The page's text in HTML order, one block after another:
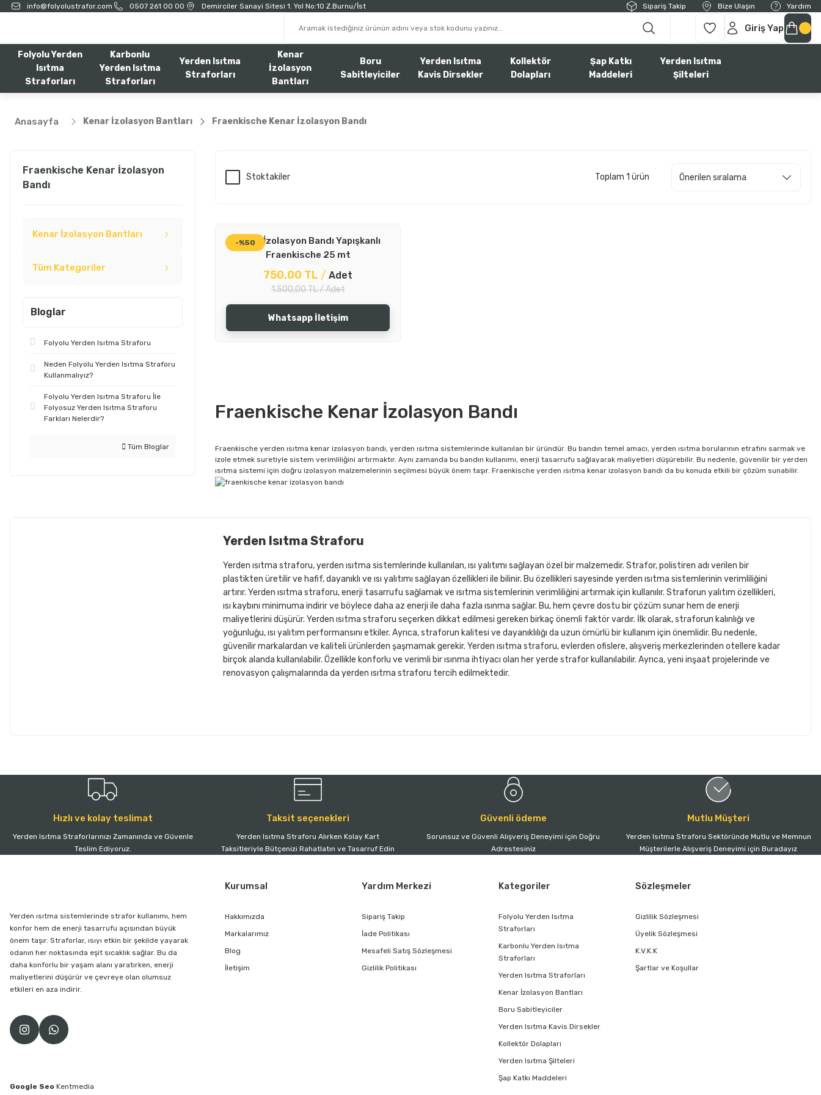
info@folyolustrafor.com 0507 261 00 00 Demirciler Sanayi Sitesi 1. Yol No:10 Z.Burnu/İst Sipariş Takip Bize Ulaşın Yardım
Giriş Yap
Folyolu Yerden
Isıtma
Straforları
Karbonlu
Yerden Isıtma
Straforları
Yerden Isıtma
Straforları
Kenar
İzolasyon
Bantları
Boru
Sabitleyiciler
Yerden Isıtma
Kavis Dirsekler
Kollektör
Dolapları
Şap Katkı
Maddeleri
Yerden Isıtma
Şilteleri
Anasayfa Kenar İzolasyon Bantları Fraenkische Kenar İzolasyon Bandı
Fraenkische Kenar İzolasyon
Bandı
Kenar İzolasyon Bantları
Tüm Kategoriler
Bloglar
Folyolu Yerden Isıtma Straforu
Neden Folyolu Yerden Isıtma Straforu
Kullanmalıyız?
Folyolu Yerden Isıtma Straforu İle
Folyosuz Yerden Isıtma Straforu
Farkları Nelerdir?
Tüm Bloglar
Stoktakiler Toplam 1 ürün
-%50
Kenar İzolasyon Bandı Yapışkanlı
Fraenkische 25 mt
750,00 TL / Adet
1.500,00 TL / Adet
Whatsapp İletişim
Fraenkische Kenar İzolasyon Bandı
Fraenkische yerden ısıtma kenar izolasyon bandı, yerden ısıtma sistemlerinde kullanılan bir üründür. Bu bandın temel amacı, yerden ısıtma borularının etrafını sarmak ve
izole etmek suretiyle sistem verimliliğini artırmaktır. Aynı zamanda bu bandın kullanımı, enerji tasarrufu sağlayarak maliyetleri düşürebilir. Bu nedenle, güvenilir bir yerden
ısıtma sistemi için doğru izolasyon malzemelerinin seçilmesi büyük önem taşır. Fraenkische yerden ısıtma kenar izolasyon bandı da bu konuda etkili bir çözüm sunabilir.
Yerden Isıtma Straforu
Yerden ısıtma straforu, yerden ısıtma sistemlerinde kullanılan, ısı yalıtımı sağlayan özel bir malzemedir. Strafor, polistiren adı verilen bir
plastikten üretilir ve hafif, dayanıklı ve ısı yalıtımı sağlayan özellikleri ile bilinir. Bu özellikleri sayesinde yerden ısıtma sistemlerinin verimliliğini
artırır. Yerden ısıtma straforu, enerji tasarrufu sağlamak ve ısıtma sistemlerinin verimliliğini artırmak için kullanılır. Straforun yalıtım özellikleri,
ısı kaybını minimuma indirir ve böylece daha az enerji ile daha fazla ısınma sağlar. Bu, hem çevre dostu bir çözüm sunar hem de enerji
maliyetlerini düşürür. Yerden ısıtma straforu seçerken dikkat edilmesi gereken birkaç önemli faktör vardır. İlk olarak, straforun kalınlığı ve
yoğunluğu, ısı yalıtım performansını etkiler. Ayrıca, straforun kalitesi ve dayanıklılığı da uzun ömürlü bir kullanım için önemlidir. Bu nedenle,
güvenilir markalardan ve kaliteli ürünlerden şaşmamak gerekir. Yerden ısıtma straforu, evlerden ofislere, alışveriş merkezlerinden otellere kadar
birçok alanda kullanılabilir. Özellikle konforlu ve verimli bir ısınma ihtiyacı olan her yerde strafor kullanılabilir. Ayrıca, yeni inşaat projelerinde ve
renovasyon çalışmalarında da yerden ısıtma straforu tercih edilmektedir.
Hızlı ve kolay teslimat
Yerden Isıtma Straforlarınızı Zamanında ve Güvenle
Teslim Ediyoruz.
Taksit seçenekleri
Yerden Isıtma Straforu Alırken Kolay Kart
Taksitleriyle Bütçenizi Rahatlatın ve Tasarruf Edin
Güvenli ödeme
Sorunsuz ve Güvenli Alışveriş Deneyimi için Doğru
Adrestesiniz
Mutlu Müşteri
Yerden Isıtma Straforu Sektöründe Mutlu ve Memnun
Müşterilerle Alışveriş Deneyimi için Buradayız
Yerden ısıtma sistemlerinde strafor kullanımı, hem
konfor hem de enerji tasarrufu açısından büyük
önem taşır. Straforlar, ısıyı etkin bir şekilde yayarak
odanın her noktasında eşit sıcaklık sağlar. Bu da
daha konforlu bir yaşam alanı yaratırken, enerji
maliyetlerini düşürür ve çevreye olan olumsuz
etkileri en aza indirir.
Google Seo Kentmedia
Kurumsal
Hakkımızda
Markalarımız
Blog
İletişim
Yardım Merkezi
Sipariş Takip
İade Politikası
Mesafeli Satış Sözleşmesi
Gizlilik Politikası
Kategoriler
Folyolu Yerden Isıtma
Straforları
Karbonlu Yerden Isıtma
Straforları
Yerden Isıtma Straforları
Kenar İzolasyon Bantları
Boru Sabitleyiciler
Yerden Isıtma Kavis Dirsekler
Kollektör Dolapları
Yerden Isıtma Şilteleri
Şap Katkı Maddeleri
Sözleşmeler
Gizlilik Sözleşmesi
Üyelik Sözleşmesi
K.V.K.K
Şartlar ve Koşullar